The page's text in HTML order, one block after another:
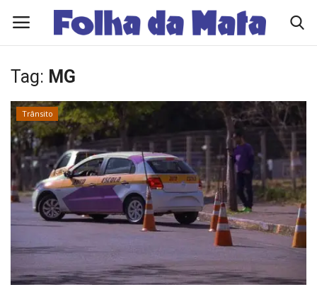
Como Anunciar
Contato
Eleições 2026
Polícia/Acidente
Tag: MG
Trânsito